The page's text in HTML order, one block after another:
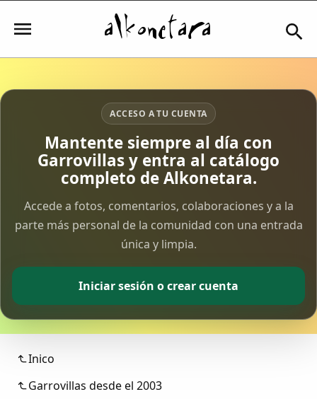
Iniciar sesión
Mi Cuenta
El Tiempo
Comunidad
Colaboradores
AlkoTV
ACCESO A TU CUENTA
Mantente siempre al día con
Garrovillas y entra al catálogo
completo de Alkonetara.
Accede a fotos, comentarios, colaboraciones y a la
parte más personal de la comunidad con una entrada
única y limpia.
Iniciar sesión o crear cuenta
Inico
Garrovillas desde el 2003